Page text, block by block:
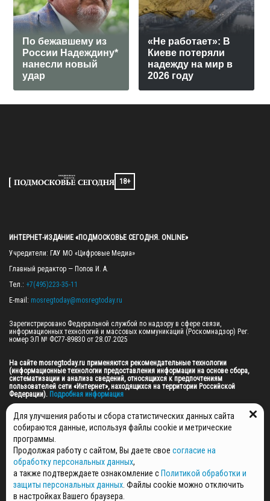
По бежавшему из
России Надеждину*
нанесли новый
удар
«Не работает»: В
Киеве потеряли
надежду на мир в
2026 году
18+
ИНТЕРНЕТ-ИЗДАНИЕ «ПОДМОСКОВЬЕ СЕГОДНЯ. ONLINE»
Учредители: ГАУ МО «Цифровые Медиа»
Главный редактор — Попов И. А.
Тел.: +7(495)223-35-11
E-mail: mosregtoday@mosregtoday.ru
Зарегистрировано Федеральной службой по надзору в сфере связи,
информационных технологий и массовых коммуникаций (Роскомнадзор) Рег.
номер ЭЛ № ФС77-89830 от 28.07.2025
На сайте mosregtoday.ru применяются рекомендательные технологии
(информационные технологии предоставления информации на основе сбора,
систематизации и анализа сведений, относящихся к предпочтениям
пользователей сети «Интернет», находящихся на территории Российской
Федерации). Подробная информация
© 2026 ПРАВА НА ВСЕ МАТЕРИАЛЫ САЙТА ПРИНАДЛЕЖАТ ГАУ МО "ЦИФРОВЫЕ
МЕДИА" (ОГРН: 1255000059467).
ПОЛИТИКА ОБРАБОТКИ И ЗАЩИТЫ ПЕРСОНАЛЬНЫХ ДАННЫХ
НОВОСТИ
ГАЗЕТЫ
РЕКЛАМОДАТЕЛЯМ
Для улучшения работы и сбора статистических данных сайта
собираются данные, используя файлы cookie и метрические
программы.
Продолжая работу с сайтом, Вы даете свое согласие на
обработку персональных данных,
а также подтверждаете ознакомление с Политикой обработки и
защиты персональных данных . Файлы cookie можно отключить
в настройках Вашего браузера.